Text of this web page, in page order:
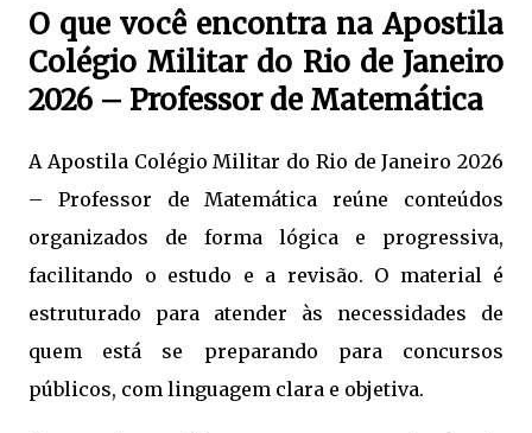
O que você encontra na Apostila
Colégio Militar do Rio de Janeiro
2026 – Professor de Matemática
A Apostila Colégio Militar do Rio de Janeiro 2026
– Professor de Matemática reúne conteúdos
organizados de forma lógica e progressiva,
facilitando o estudo e a revisão. O material é
estruturado para atender às necessidades de
quem está se preparando para concursos
públicos, com linguagem clara e objetiva.